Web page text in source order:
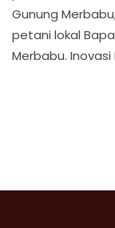
Gunung
petani lokal
Merbabu.